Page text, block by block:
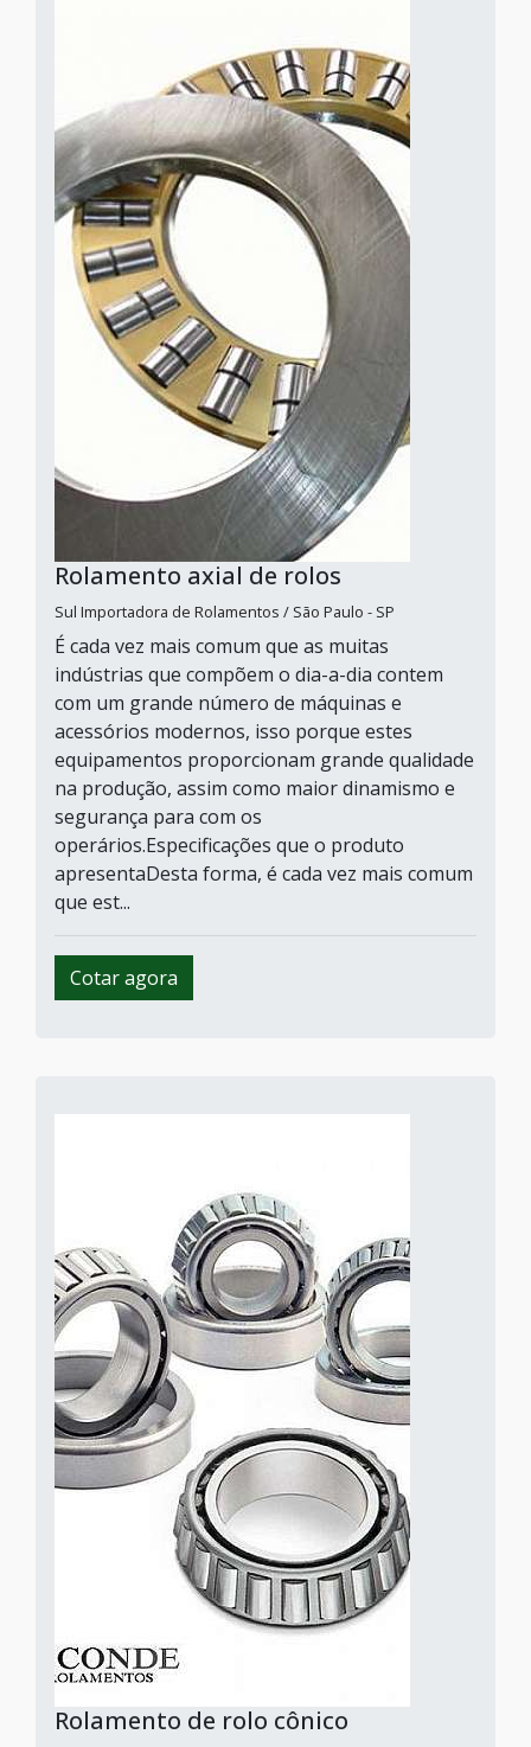
Rolamento axial de rolos
Sul Importadora de Rolamentos / São Paulo - SP
É cada vez mais comum que as muitas
indústrias que compõem o dia-a-dia contem
com um grande número de máquinas e
acessórios modernos, isso porque estes
equipamentos proporcionam grande qualidade
na produção, assim como maior dinamismo e
segurança para com os
operários.Especificações que o produto
apresentaDesta forma, é cada vez mais comum
que est...
Cotar agora
Rolamento de rolo cônico